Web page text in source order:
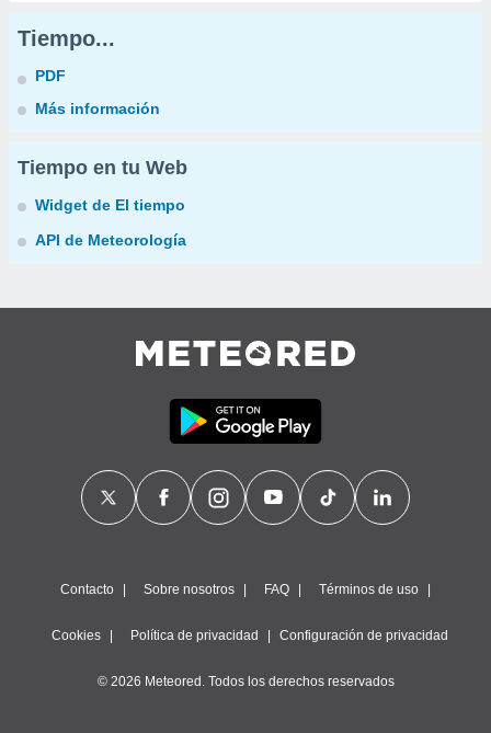
Tiempo...
PDF
Más información
Tiempo en tu Web
Widget de El tiempo
API de Meteorología
Contacto Sobre nosotros FAQ Términos de uso
Cookies Política de privacidad Configuración de privacidad
© 2026 Meteored. Todos los derechos reservados